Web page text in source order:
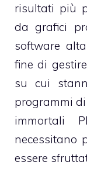
risultati più
da grafici
software
fine di
su cui
programmi
immortali
necessitano
essere